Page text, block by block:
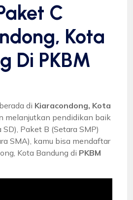
C
Kota
Di PKBM
di Kiaracondong, Kota
melanjutkan pendidikan baik
Paket B (Setara SMP)
SMA), kamu bisa mendaftar
Kota Bandung di PKBM